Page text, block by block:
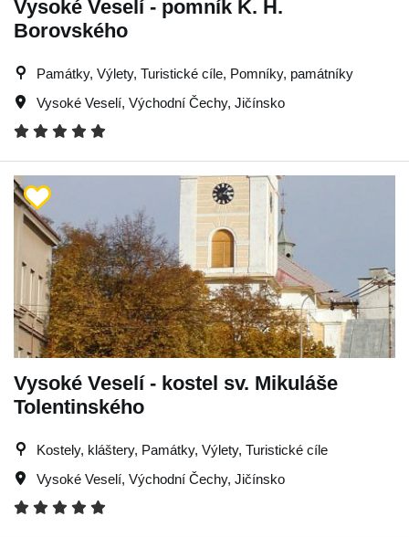
Vysoké Veselí - pomník K. H.
Borovského
Památky, Výlety, Turistické cíle, Pomníky, památníky
Vysoké Veselí, Východní Čechy, Jičínsko
Vysoké Veselí - kostel sv. Mikuláše
Tolentinského
Kostely, kláštery, Památky, Výlety, Turistické cíle
Vysoké Veselí, Východní Čechy, Jičínsko